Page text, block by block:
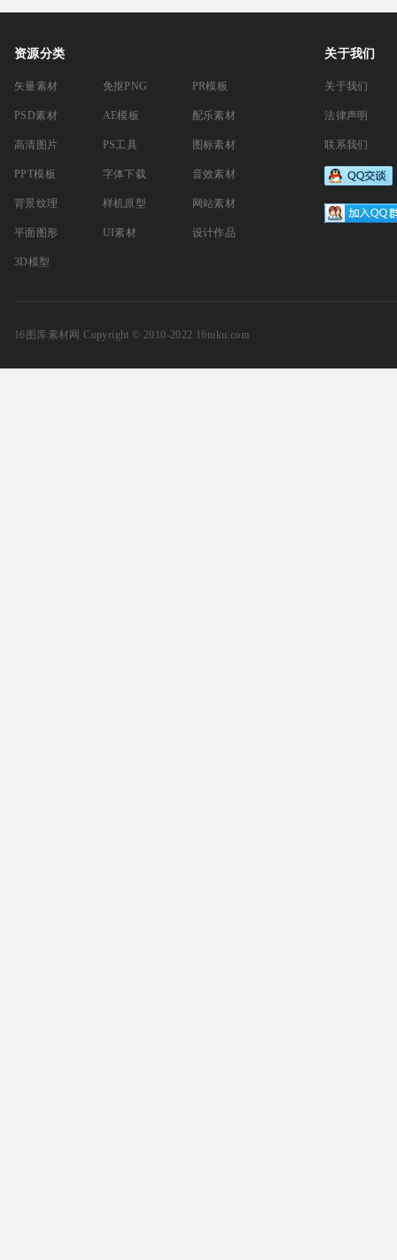
资源分类
矢量素材
PSD素材
高清图片
PPT模板
背景纹理
平面图形
3D模型
免抠PNG
AE模板
PS工具
字体下载
样机原型
UI素材
PR模板
配乐素材
图标素材
音效素材
网站素材
设计作品
关于我们
关于我们
法律声明
联系我们
16图库素材网 Copyright © 2010-2022 16tuku.com